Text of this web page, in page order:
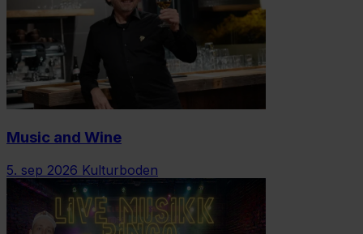
Music and Wine
5. sep 2026 Kulturboden